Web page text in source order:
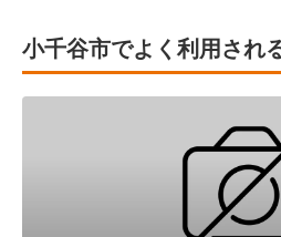
小千谷市でよく利用され